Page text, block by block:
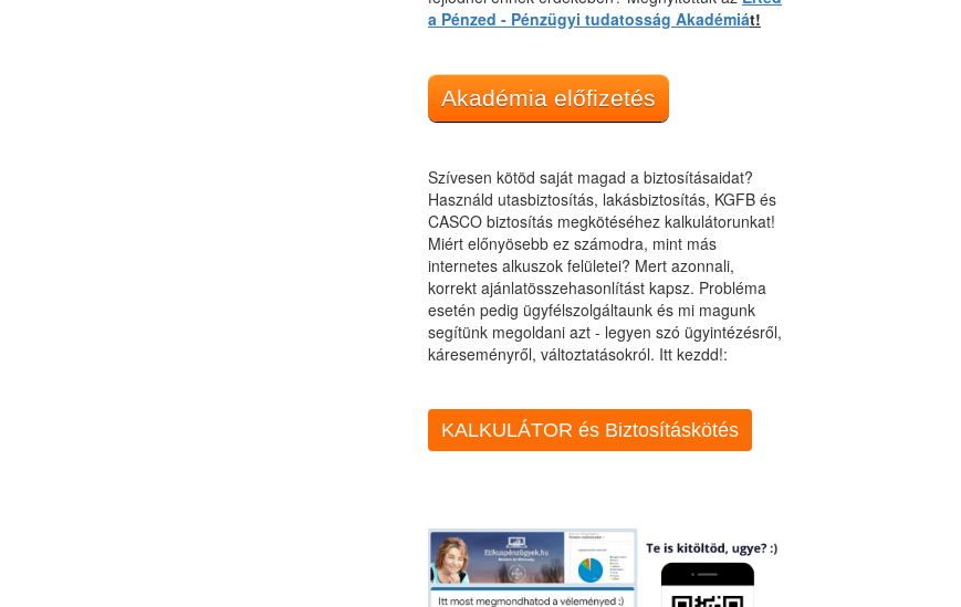
a Pénzed - Pénzügyi tudatosság Akadémiát!
Akadémia előfizetés
Szívesen kötöd saját magad a biztosításaidat?
Használd utasbiztosítás, lakásbiztosítás, KGFB és
CASCO biztosítás megkötéséhez kalkulátorunkat!
Miért előnyösebb ez számodra, mint más
internetes alkuszok felületei? Mert azonnali,
korrekt ajánlatösszehasonlítást kapsz. Probléma
esetén pedig ügyfélszolgáltaunk és mi magunk
segítünk megoldani azt - legyen szó ügyintézésről,
káreseményről, változtatásokról. Itt kezdd!:
KALKULÁTOR és Biztosításkötés